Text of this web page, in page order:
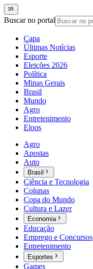
Buscar no portal
Capa
Últimas Notícias
Esporte
Eleições 2026
Política
Minas Gerais
Brasil
Mundo
Agro
Entretenimento
Eloos
Agro
Apostas
Auto
Brasil
Ciência e Tecnologia
Colunas
Copa do Mundo
Cultura e Lazer
Economia
Educação
Emprego e Concursos
Entretenimento
Esportes
Games